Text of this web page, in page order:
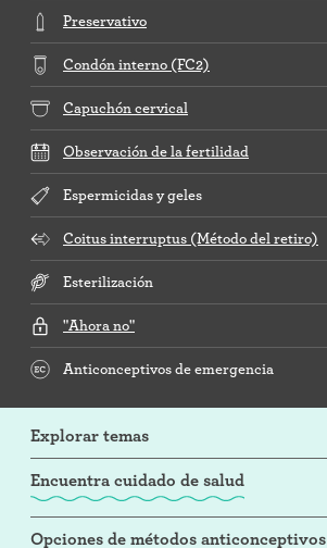
Preservativo
Condón interno (FC2)
Capuchón cervical
Observación de la fertilidad
Espermicidas y geles
Coitus interruptus (Método del retiro)
Esterilización
"Ahora no"
Anticonceptivos de emergencia
Explorar temas
Encuentra cuidado de salud
Opciones de métodos anticonceptivos